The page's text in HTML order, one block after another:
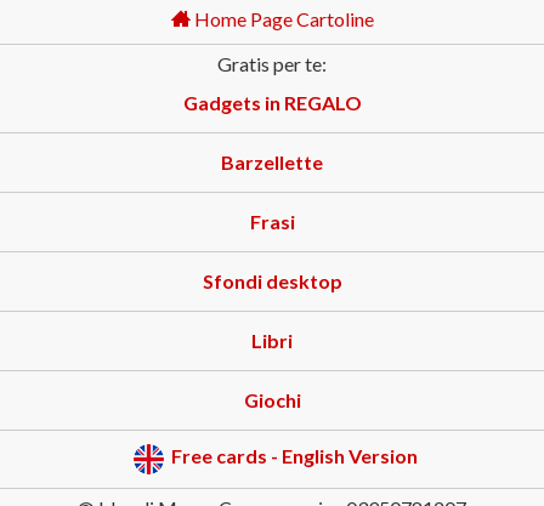
Home Page Cartoline
Gratis per te:
Gadgets in REGALO
Barzellette
Frasi
Sfondi desktop
Libri
Giochi
Free cards - English Version